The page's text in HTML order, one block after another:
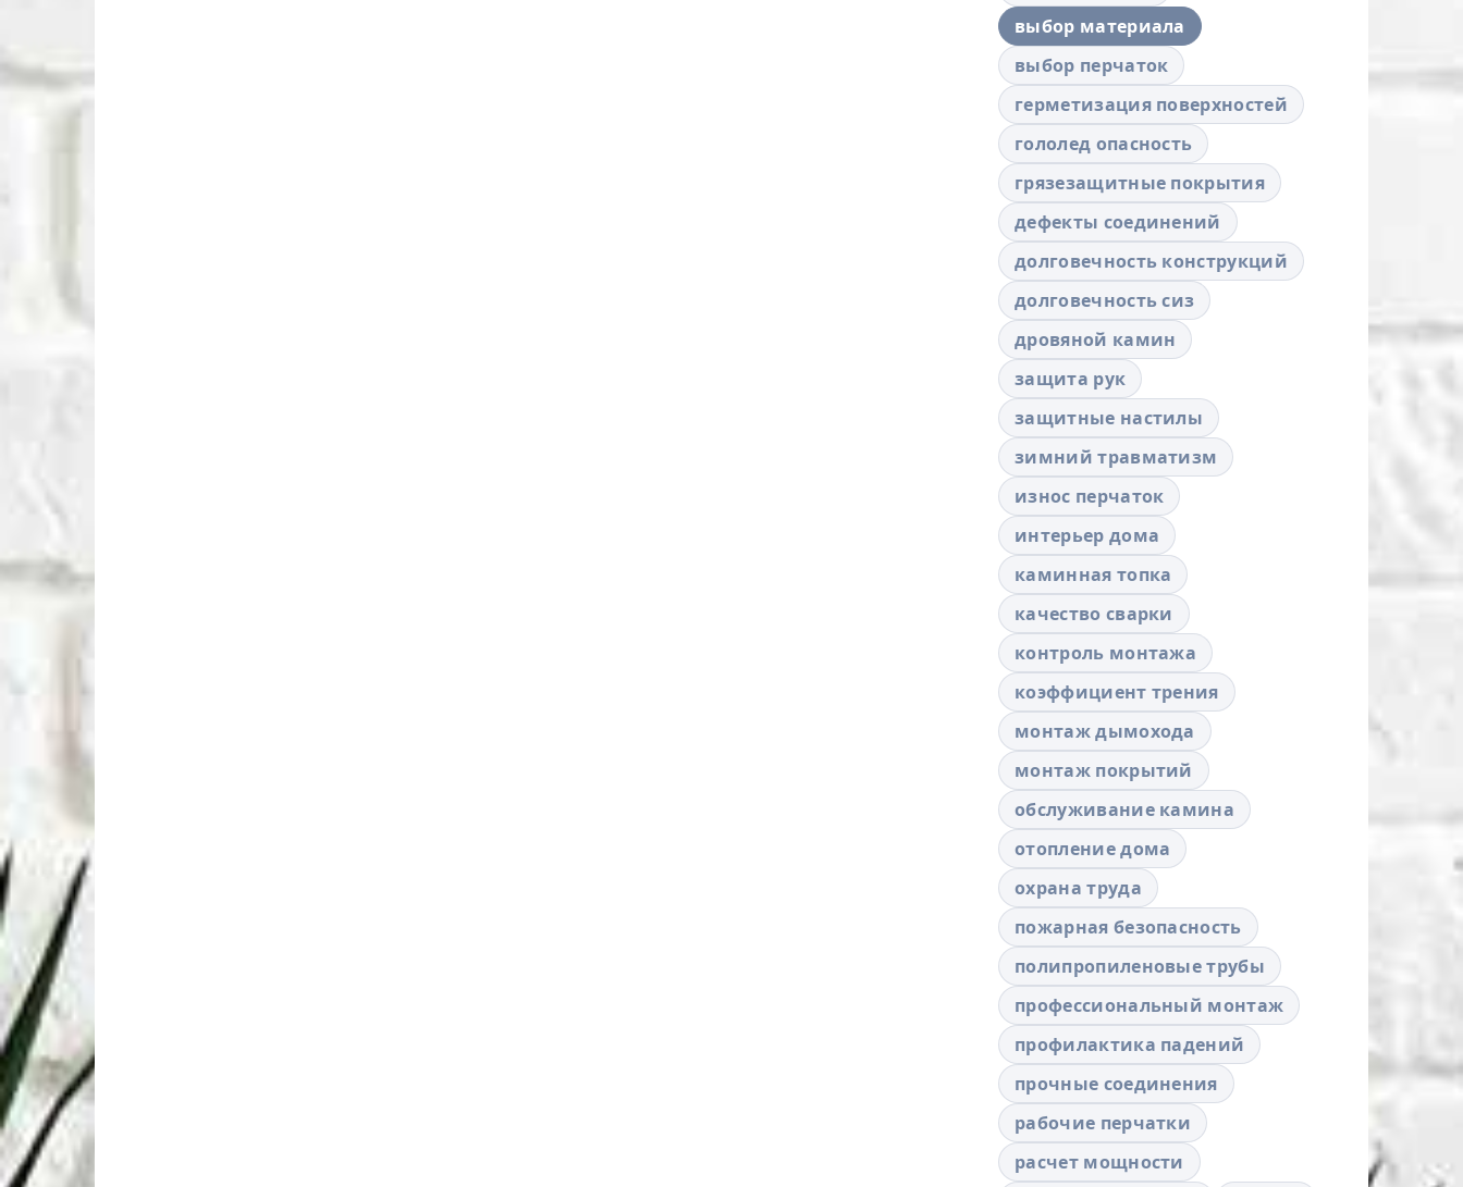
выбор материала
выбор перчаток
герметизация поверхностей
гололед опасность
грязезащитные покрытия
дефекты соединений
долговечность конструкций
долговечность сиз
дровяной камин
защита рук
защитные настилы
зимний травматизм
износ перчаток
интерьер дома
каминная топка
качество сварки
контроль монтажа
коэффициент трения
монтаж дымохода
монтаж покрытий
обслуживание камина
отопление дома
охрана труда
пожарная безопасность
полипропиленовые трубы
профессиональный монтаж
профилактика падений
прочные соединения
рабочие перчатки
расчет мощности